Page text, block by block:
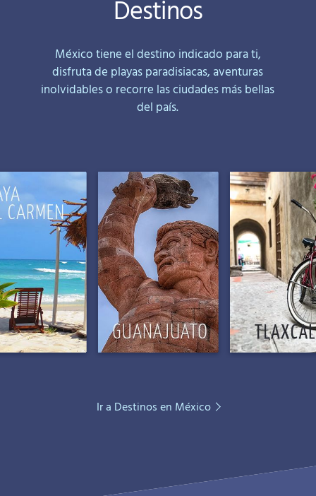
Destinos
México tiene el destino indicado para ti,
disfruta de playas paradisiacas, aventuras
inolvidables o recorre las ciudades más bellas
del país.
Ir a Destinos en México